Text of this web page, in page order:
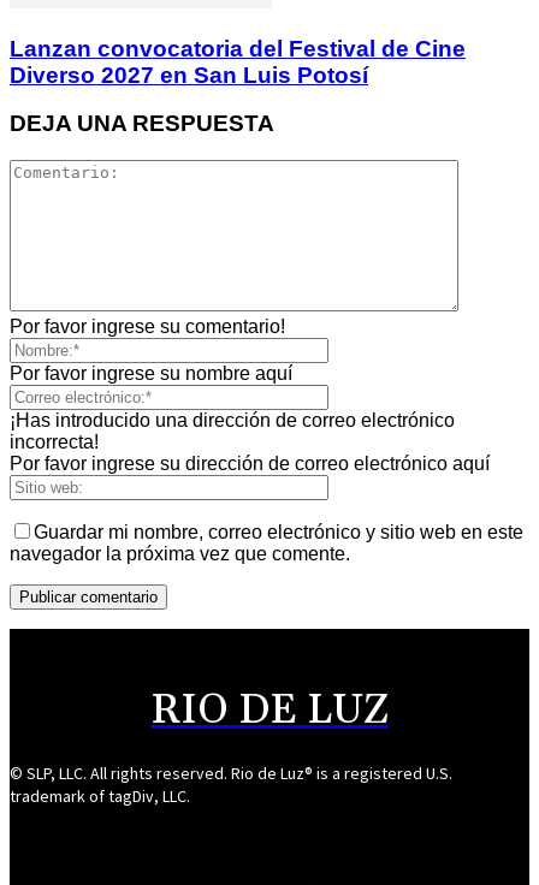
Lanzan convocatoria del Festival de Cine
Diverso 2027 en San Luis Potosí
DEJA UNA RESPUESTA
Por favor ingrese su comentario!
Por favor ingrese su nombre aquí
¡Has introducido una dirección de correo electrónico
incorrecta!
Por favor ingrese su dirección de correo electrónico aquí
Guardar mi nombre, correo electrónico y sitio web en este
navegador la próxima vez que comente.
RIO DE LUZ
© SLP, LLC. All rights reserved. Rio de Luz® is a registered U.S.
trademark of tagDiv, LLC.